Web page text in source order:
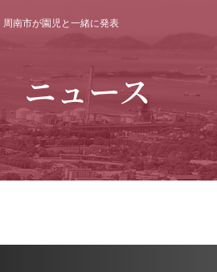
南市が園児と一緒に発表
ニュース